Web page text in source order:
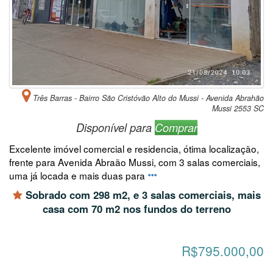
Três Barras - Bairro São Cristóvão Alto do Mussi - Avenida Abrahão
Mussi 2553 SC
Disponível para Comprar
Excelente imóvel comercial e residencia, ótima localização,
frente para Avenida Abraão Mussi, com 3 salas comerciais,
uma já locada e mais duas para
Sobrado com 298 m2, e 3 salas comerciais, mais
casa com 70 m2 nos fundos do terreno
R$795.000,00